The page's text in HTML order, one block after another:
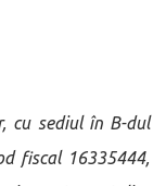
cu sediul în B-dul
fiscal 16335444,